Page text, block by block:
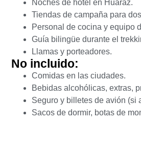
Noches de hotel en Huaraz.
Tiendas de campaña para
Personal de cocina y equipo
Guía bilingüe durante el
Llamas y porteadores.
No incluido:
Comidas en las ciudades.
Bebidas alcohólicas, extras,
Seguro y billetes de avión (si
Sacos de dormir, botas de